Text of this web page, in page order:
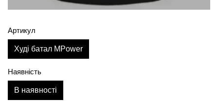
Артикул
Худі батал MPower
Наявність
В наявності